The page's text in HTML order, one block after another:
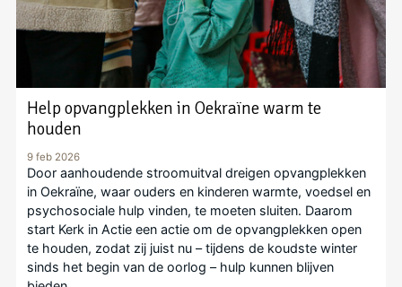
Help opvangplekken in Oekraïne warm te
houden
9 feb 2026
Door aanhoudende stroomuitval dreigen opvangplekken
in Oekraïne, waar ouders en kinderen warmte, voedsel en
psychosociale hulp vinden, te moeten sluiten. Daarom
start Kerk in Actie een actie om de opvangplekken open
te houden, zodat zij juist nu – tijdens de koudste winter
sinds het begin van de oorlog – hulp kunnen blijven